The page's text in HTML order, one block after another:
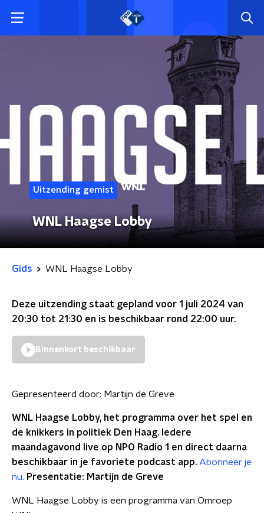
Uitzending gemist
WNL Haagse Lobby
Gids WNL Haagse Lobby
Deze uitzending staat gepland voor 1 juli 2024 van
20:30 tot 21:30 en is beschikbaar rond 22:00 uur.
Binnenkort beschikbaar
Gepresenteerd door: Martijn de Greve
WNL Haagse Lobby, het programma over het spel en
de knikkers in politiek Den Haag. Iedere
maandagavond live op NPO Radio 1 en direct daarna
beschikbaar in je favoriete podcast app. Abonneer je
nu. Presentatie: Martijn de Greve
WNL Haagse Lobby is een programma van Omroep